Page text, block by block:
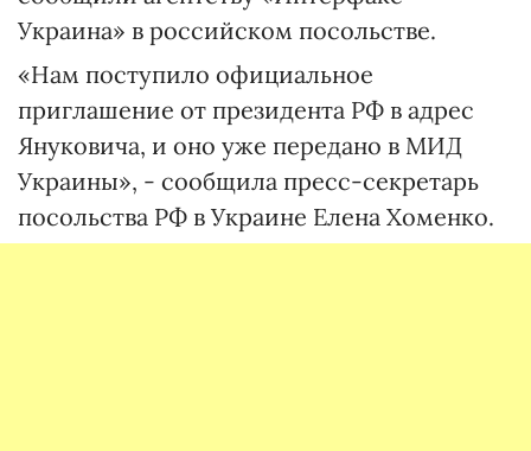
Украина» в российском посольстве.
«Нам поступило официальное
приглашение от президента РФ в адрес
Януковича, и оно уже передано в МИД
Украины», - сообщила пресс-секретарь
посольства РФ в Украине Елена Хоменко.